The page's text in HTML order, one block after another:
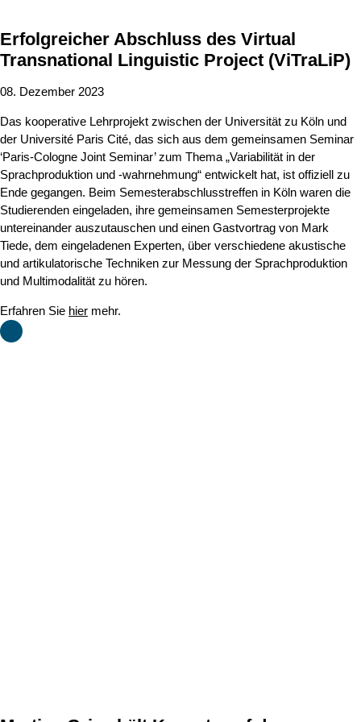
Erfolgreicher Abschluss des Virtual
Transnational Linguistic Project (ViTraLiP)
08. Dezember 2023
Das kooperative Lehrprojekt zwischen der Universität zu Köln und
der Université Paris Cité, das sich aus dem gemeinsamen Seminar
‘Paris-Cologne Joint Seminar’ zum Thema „Variabilität in der
Sprachproduktion und -wahrnehmung“ entwickelt hat, ist offiziell zu
Ende gegangen. Beim Semesterabschlusstreffen in Köln waren die
Studierenden eingeladen, ihre gemeinsamen Semesterprojekte
untereinander auszutauschen und einen Gastvortrag von Mark
Tiede, dem eingeladenen Experten, über verschiedene akustische
und artikulatorische Techniken zur Messung der Sprachproduktion
und Multimodalität zu hören.
Erfahren Sie hier mehr.